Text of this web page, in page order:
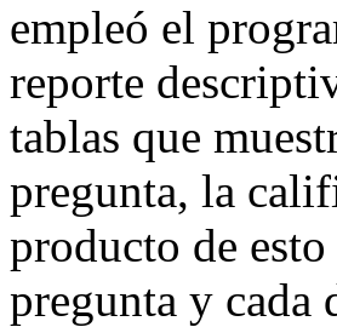
empleó el
reporte
tablas que
pregunta, la
producto de
pregunta y cada